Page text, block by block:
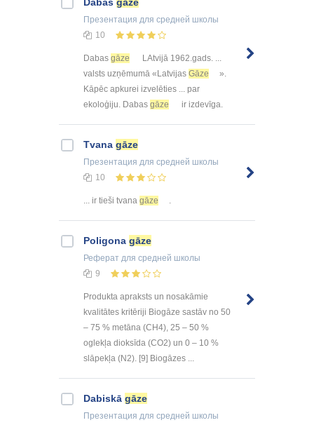
Презентация для средней школы
10
Dabas gāze
LAtvijā 1962.gads. ...
valsts uzņēmumā «Latvijas Gāze
».
Kāpēc apkurei izvelēties ... par
ekoloģiju. Dabas gāze ir izdevīga.
Tvana gāze
Презентация для средней школы
10
... ir tieši tvana gāze
Poligona gāze
Реферат для средней школы
9
Produkta apraksts un nosakāmie
kvalitātes kritēriji Biogāze sastāv no 50
– 75 % metāna (CH4), 25 – 50 %
oglekļa dioksīda (CO2) un 0 – 10 %
slāpekļa (N2). [9] Biogāzes ...
Dabiskā gāze
Презентация для средней школы